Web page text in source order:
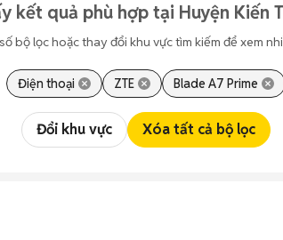
kết quả phù hợp tại Huyện Kiến
bộ lọc hoặc thay đổi khu vực tìm kiếm để xem
Điện thoại ZTE Blade A7 Prime
Đổi khu vực Xóa tất cả bộ lọc